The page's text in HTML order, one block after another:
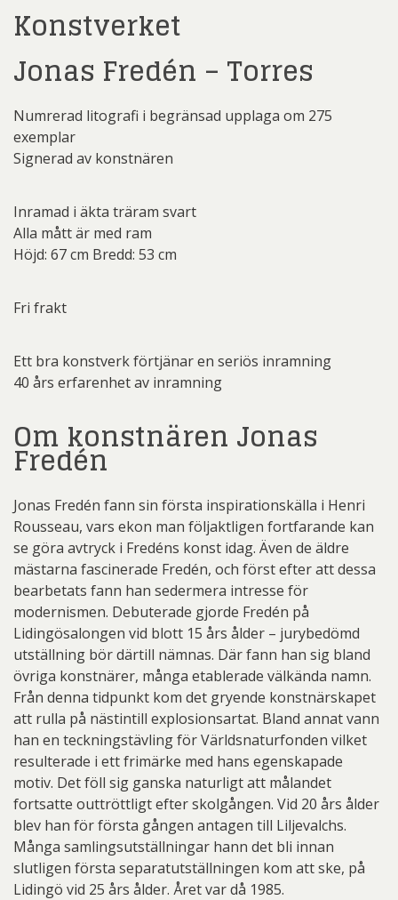
Konstverket
Jonas Fredén – Torres
Numrerad litografi i begränsad upplaga om 275
exemplar
Signerad av konstnären
Inramad i äkta träram svart
Alla mått är med ram
Höjd: 67 cm Bredd: 53 cm
Fri frakt
Ett bra konstverk förtjänar en seriös inramning
40 års erfarenhet av inramning
Om konstnären Jonas
Fredén
Jonas Fredén fann sin första inspirationskälla i Henri
Rousseau, vars ekon man följaktligen fortfarande kan
se göra avtryck i Fredéns konst idag. Även de äldre
mästarna fascinerade Fredén, och först efter att dessa
bearbetats fann han sedermera intresse för
modernismen. Debuterade gjorde Fredén på
Lidingösalongen vid blott 15 års ålder – jurybedömd
utställning bör därtill nämnas. Där fann han sig bland
övriga konstnärer, många etablerade välkända namn.
Från denna tidpunkt kom det gryende konstnärskapet
att rulla på nästintill explosionsartat. Bland annat vann
han en teckningstävling för Världsnaturfonden vilket
resulterade i ett frimärke med hans egenskapade
motiv. Det föll sig ganska naturligt att målandet
fortsatte outtröttligt efter skolgången. Vid 20 års ålder
blev han för första gången antagen till Liljevalchs.
Många samlingsutställningar hann det bli innan
slutligen första separatutställningen kom att ske, på
Lidingö vid 25 års ålder. Året var då 1985.